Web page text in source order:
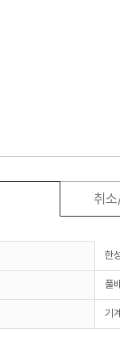
취
한
풀
기